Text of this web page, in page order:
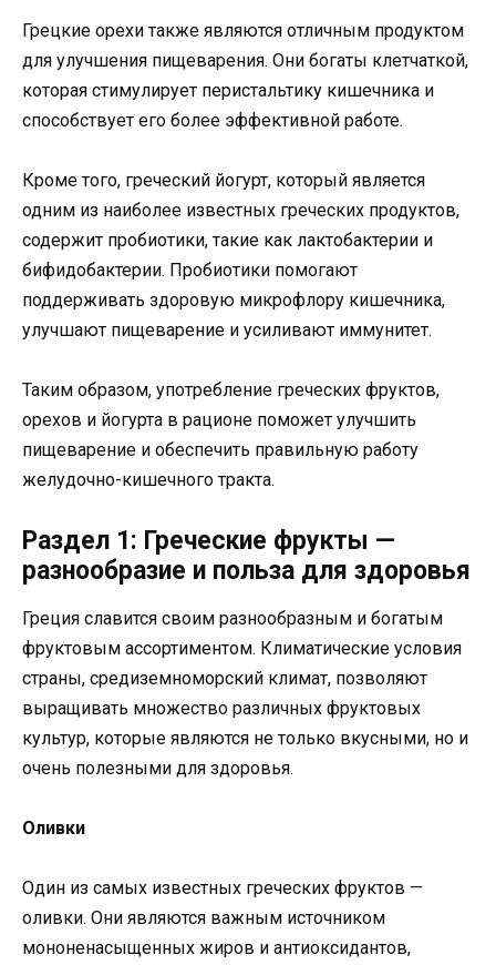
Грецкие орехи также являются отличным продуктом
для улучшения пищеварения. Они богаты клетчаткой,
которая стимулирует перистальтику кишечника и
способствует его более эффективной работе.
Кроме того, греческий йогурт, который является
одним из наиболее известных греческих продуктов,
содержит пробиотики, такие как лактобактерии и
бифидобактерии. Пробиотики помогают
поддерживать здоровую микрофлору кишечника,
улучшают пищеварение и усиливают иммунитет.
Таким образом, употребление греческих фруктов,
орехов и йогурта в рационе поможет улучшить
пищеварение и обеспечить правильную работу
желудочно-кишечного тракта.
Раздел 1: Греческие фрукты —
разнообразие и польза для здоровья
Греция славится своим разнообразным и богатым
фруктовым ассортиментом. Климатические условия
страны, средиземноморский климат, позволяют
выращивать множество различных фруктовых
культур, которые являются не только вкусными, но и
очень полезными для здоровья.
Оливки
Один из самых известных греческих фруктов —
оливки. Они являются важным источником
мононенасыщенных жиров и антиоксидантов,